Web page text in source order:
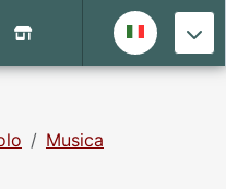
Musica